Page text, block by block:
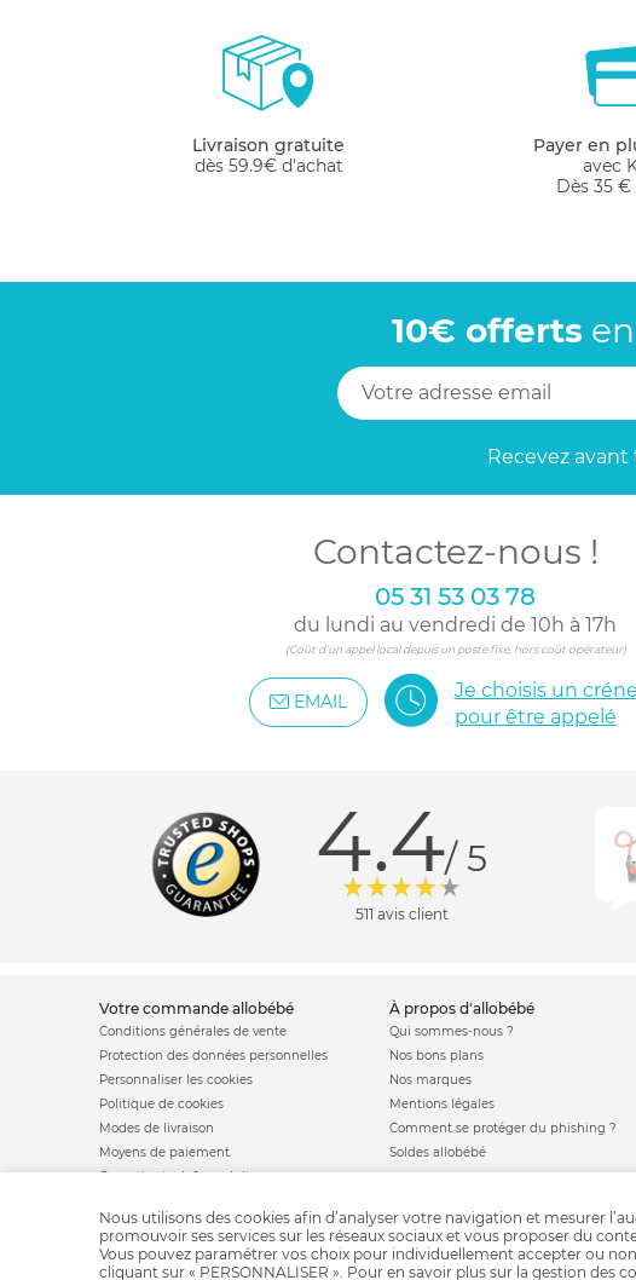
Livraison gratuite
dès 59.9€ d'achat
Payer en
avec
Dès 35
10€ offertsen
Recevez
Contactez-nous !
05 31 53 03 78
du lundi au vendredi de 10h à 17h
(Coût d'un appel local depuis un poste fixe, hors coût opérateur)
EMAIL
Je choisis un
pour être appelé
4.4/ 5
511 avis client
votre commande allobébé
Conditions générales de vente
Protection des données personnelles
Personnaliser les cookies
Politique de cookies
Modes de livraison
Moyens de paiement
Garantie stock & produit
à propos d'allobébé
Qui sommes-nous ?
Nos bons plans
Nos marques
Mentions légales
Comment se protéger du phishing ?
Soldes allobébé
Nous utilisons des cookies afin d’analyser votre navigation et mesurer
promouvoir ses services sur les réseaux sociaux et vous proposer du
Vous pouvez paramétrer vos choix pour individuellement accepter ou
cliquant sur « PERSONNALISER ». Pour en savoir plus sur la gestion des